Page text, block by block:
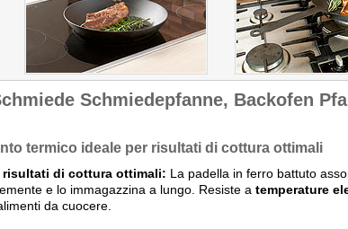
Schmiedepfanne, Backofen
termico ideale per risultati di cottura ottimali
risultati di cottura ottimali: La padella in ferro battuto
e lo immagazzina a lungo. Resiste a temperature
da cuocere.